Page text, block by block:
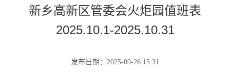
新乡高新区管委会火炬园值班表
2025.10.1-2025.10.31
发布日期：2025-09-26 15:31